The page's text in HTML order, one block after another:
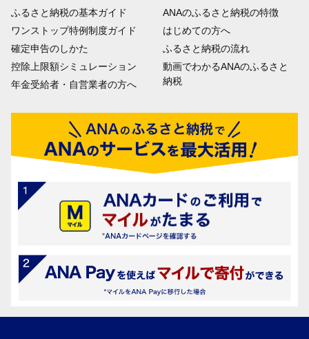
ふるさと納税の基本ガイド
ワンストップ特例制度ガイド
確定申告のしかた
控除上限額シミュレーション
年金受給者・自営業者の方へ
ANAのふるさと納税の特徴
はじめての方へ
ふるさと納税の流れ
動画でわかるANAのふるさと
納税